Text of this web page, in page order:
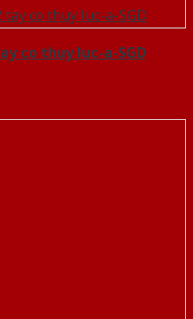
co thuy luc-a-SGD